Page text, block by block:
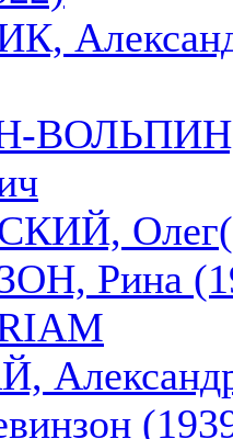
ВОЛЬПИН,
Рина